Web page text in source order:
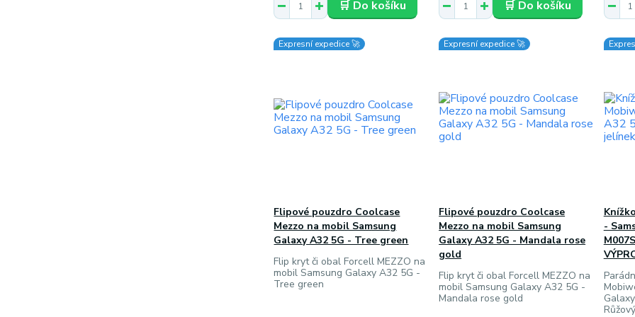
🛒 Do košíku 🛒 Do košíku
Expresní expedice 🚀
Flipové pouzdro Coolcase
Mezzo na mobil Samsung
Galaxy A32 5G - Tree green
Flip kryt či obal Forcell MEZZO na
mobil Samsung Galaxy A32 5G -
Tree green
Expresní expedice 🚀
Flipové pouzdro Coolcase
Mezzo na mobil Samsung
Galaxy A32 5G - Mandala rose
gold
Flip kryt či obal Forcell MEZZO na
mobil Samsung Galaxy A32 5G -
Mandala rose gold
-